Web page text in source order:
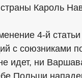
Кароль
4-й
с союзниками
идет, ни